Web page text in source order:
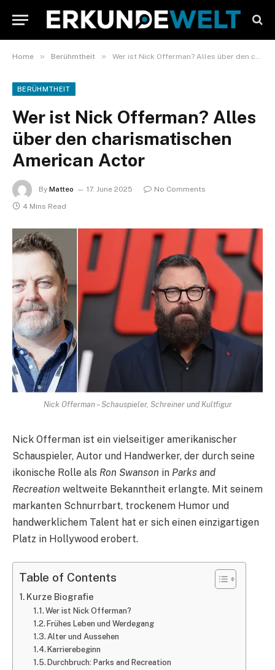
Home » Berühmtheit » Wer ist Nick Offerman? Alles über den charismatischen American Actor
BERÜHMTHEIT
Wer ist Nick Offerman? Alles
über den charismatischen
American Actor
By Matteo 17. June 2025
No Comments
4 Mins Read
Nick Offerman – Schauspieler, Schreiner und Kultfigur
Nick Offerman ist ein vielseitiger amerikanischer
Schauspieler, Autor und Handwerker, der durch seine
ikonische Rolle als Ron Swanson in Parks and
Recreation weltweite Bekanntheit erlangte. Mit seinem
markanten Schnurrbart, trockenem Humor und
handwerklichem Talent hat er sich einen einzigartigen
Platz in Hollywood erobert.
Table of Contents
Kurze Biografie
Wer ist Nick Offerman?
Frühes Leben und Werdegang
Alter und Aussehen
Karrierebeginn
Durchbruch: Parks and Recreation